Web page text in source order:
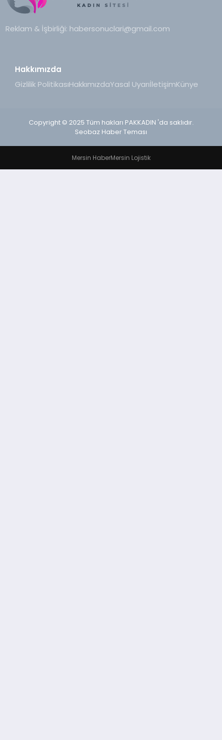
Reklam & İşbirliği: habersonuclari@gmail.com
Hakkımızda
Gizlilik PolitikasıHakkımızdaYasal UyarıİletişimKünye
Copyright © 2025 Tüm hakları PAKKADIN 'da saklıdır.
Seobaz Haber Teması
Mersin HaberMersin Lojistik